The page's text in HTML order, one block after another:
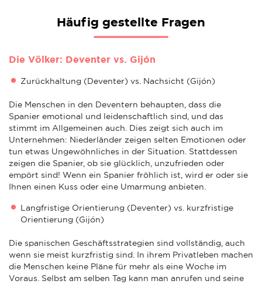
Häufig gestellte Fragen
Die Völker: Deventer vs. Gijón
Zurückhaltung (Deventer) vs. Nachsicht (Gijón)
Die Menschen in den Deventern behaupten, dass die
Spanier emotional und leidenschaftlich sind, und das
stimmt im Allgemeinen auch. Dies zeigt sich auch im
Unternehmen: Niederländer zeigen selten Emotionen oder
tun etwas Ungewöhnliches in der Situation. Stattdessen
zeigen die Spanier, ob sie glücklich, unzufrieden oder
empört sind! Wenn ein Spanier fröhlich ist, wird er oder sie
Ihnen einen Kuss oder eine Umarmung anbieten.
Langfristige Orientierung (Deventer) vs. kurzfristige
Orientierung (Gijón)
Die spanischen Geschäftsstrategien sind vollständig, auch
wenn sie meist kurzfristig sind. In ihrem Privatleben machen
die Menschen keine Pläne für mehr als eine Woche im
Voraus. Selbst am selben Tag kann man anrufen und seine